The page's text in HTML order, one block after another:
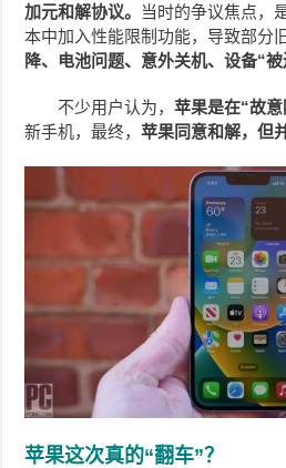
加元和解协议。
当时的争议焦点，
本中加入性能限制功能，导致部分
降、电池问题、意外关机、设备“被
不少用户认为，苹果是在“故
新手机，最终，苹果同意和解，但
苹果这次真的“翻车”？